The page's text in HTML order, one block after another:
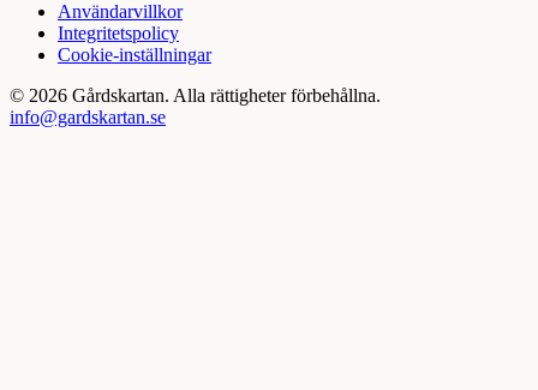
Användarvillkor
Integritetspolicy
Cookie-inställningar
© 2026 Gårdskartan. Alla rättigheter förbehållna.
info@gardskartan.se